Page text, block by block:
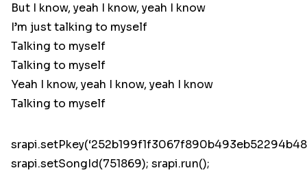
But I know, yeah I know, yeah I know
I’m just talking to myself
Talking to myself
Talking to myself
Yeah I know, yeah I know, yeah I know
Talking to myself
srapi.setSongId(751869); srapi.run();